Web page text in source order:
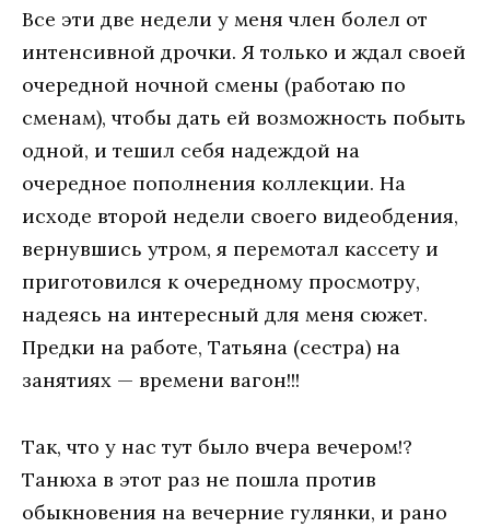
Все эти две недели у меня член болел от
интенсивной дрочки. Я только и ждал своей
очередной ночной смены (работаю по
сменам), чтобы дать ей возможность побыть
одной, и тешил себя надеждой на
очередное пополнения коллекции. На
исходе второй недели своего видеобдения,
вернувшись утром, я перемотал кассету и
приготовился к очередному просмотру,
надеясь на интересный для меня сюжет.
Предки на работе, Татьяна (сестра) на
занятиях — времени вагон!!!
Так, что у нас тут было вчера вечером!?
Танюха в этот раз не пошла против
обыкновения на вечерние гулянки, и рано